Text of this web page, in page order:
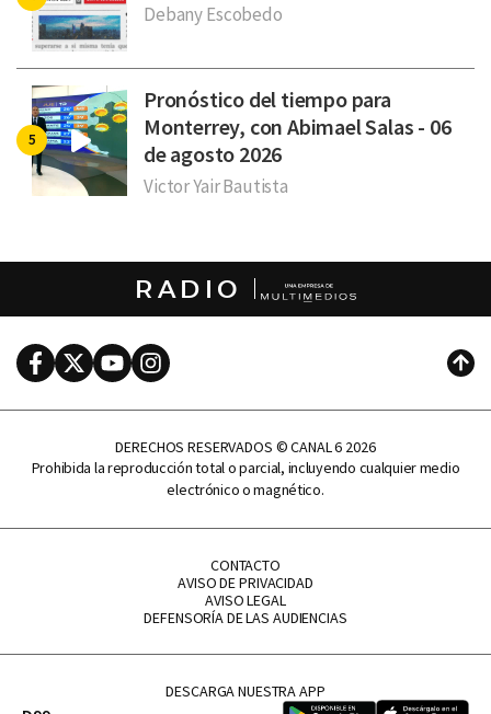
Debany Escobedo
Pronóstico del tiempo para
Monterrey, con Abimael Salas - 06
de agosto 2026
Victor Yair Bautista
RADIO
FacebookTwitterYoutubeInstagram
DERECHOS RESERVADOS © CANAL 6 2026
Prohibida la reproducción total o parcial, incluyendo cualquier medio
electrónico o magnético.
CONTACTO
AVISO DE PRIVACIDAD
AVISO LEGAL
DEFENSORÍA DE LAS AUDIENCIAS
DESCARGA NUESTRA APP